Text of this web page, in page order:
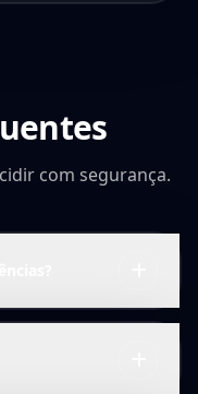
com segurança.